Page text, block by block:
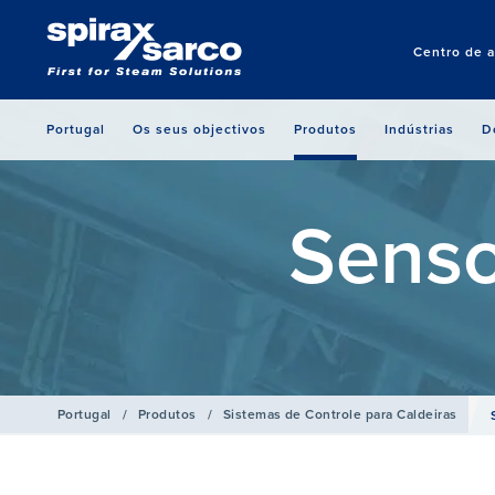
Centro de
Portugal Os seus objectivos Produtos Indústrias
Portugal / Produtos / Sistemas de Controle para Caldeiras